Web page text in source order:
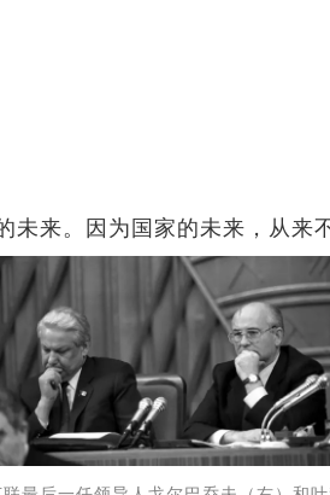
来。因为国家的未来，从来